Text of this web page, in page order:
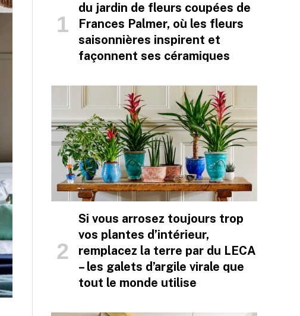
du jardin de fleurs coupées de
Frances Palmer, où les fleurs
saisonnières inspirent et
façonnent ses céramiques
Si vous arrosez toujours trop
vos plantes d’intérieur,
remplacez la terre par du LECA
– les galets d’argile virale que
tout le monde utilise